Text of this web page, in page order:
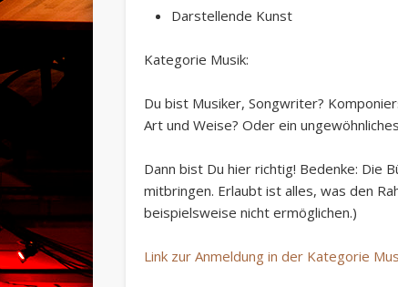
Darstellende Kunst
Kategorie Musik:
Du bist Musiker, Songwriter?
Art und Weise? Oder ein
Dann bist Du hier richtig! Bedenke: Die
mitbringen. Erlaubt ist alles, was den
beispielsweise nicht ermöglichen.)
Link zur Anmeldung in der Kategorie